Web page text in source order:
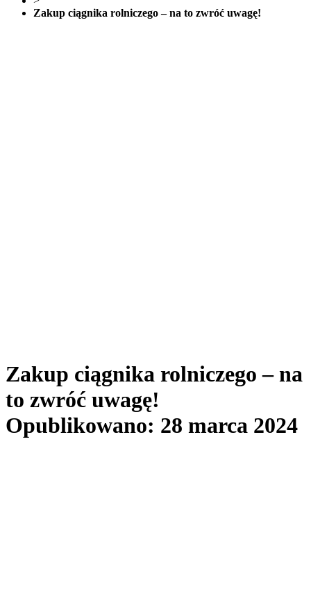
Zakup ciągnika rolniczego – na to zwróć uwagę!
Zakup ciągnika rolniczego – na
to zwróć uwagę!
Opublikowano: 28 marca 2024